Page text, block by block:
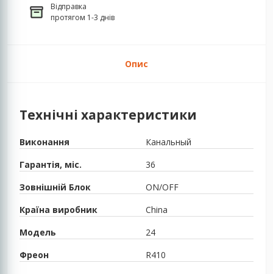
Відправка
протягом 1-3 днів
Опис
Технічні характеристики
Виконання
Канальный
Гарантія, міс.
36
Зовнішній Блок
ON/OFF
Країна виробник
China
Модель
24
Фреон
R410